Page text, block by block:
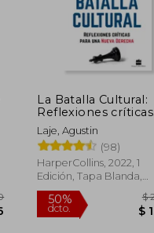
La Batalla Cultural:
Reflexiones críticas
para una nueva
derecha
Laje, Agustin
(98)
HarperCollins, 2022, 1
Edición, Tapa Blanda,
Nuevo